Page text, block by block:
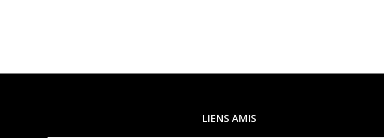
LIENS AMIS